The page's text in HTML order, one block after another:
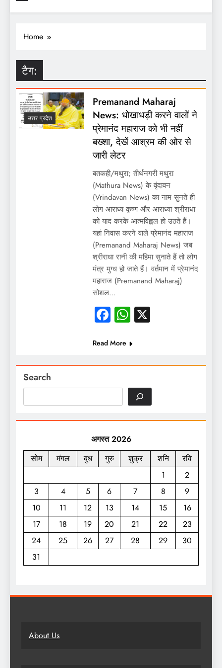
Home
टैग:
उत्तर प्रदेश
Premanand Maharaj
News: धोखाधड़ी करने वालों ने
प्रेमानंद महाराज को भी नहीं
बख्शा, देखें आश्रम की ओर से
जारी लेटर
बतकही/मथुरा; तीर्थनगरी मथुरा
(Mathura News) के वृंदावन
(Vrindavan News) का नाम सुनते ही
लोग आराध्य कृष्ण और आराध्या श्रीराधा
को याद करके आत्मविह्वल हो उठते हैं।
यहां निवास करने वाले प्रेमानंद महाराज
(Premanand Maharaj News) जब
श्रीराधा रानी की महिमा सुनाते हैं तो लोग
मंत्र मुग्ध हो जाते हैं। वर्तमान में प्रेमानंद
महाराज (Premanand Maharaj)
सोशल…
Facebook
WhatsApp
X
Read More
Search
अगस्त 2026
सोम
मंगल बुध गुरु शुक्र शनि
रवि
1
2
3
4 5 6 7 8
9
10
11 12 13 14 15
16
17
18 19 20 21 22
23
24
25 26 27 28 29
30
31
About Us